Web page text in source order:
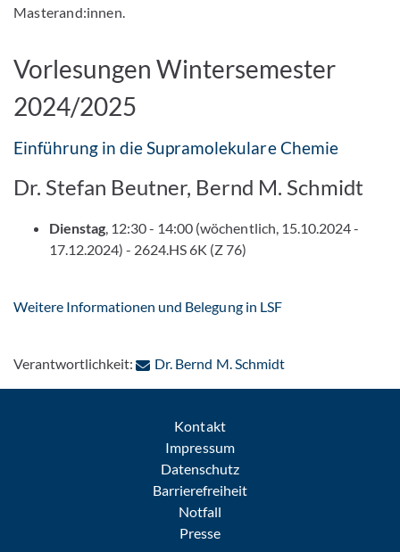
Masterand:innen.
Vorlesungen Wintersemester
2024/2025
Einführung in die Supramolekulare Chemie
Dr. Stefan Beutner, Bernd M. Schmidt
Dienstag, 12:30 - 14:00 (wöchentlich, 15.10.2024 -
17.12.2024) - 2624.HS 6K (Z 76)
Weitere Informationen und Belegung in LSF
Verantwortlichkeit: Dr. Bernd M. Schmidt: Per E-Mail
Kontakt
Impressum
Datenschutz
Barrierefreiheit
Notfall
Presse